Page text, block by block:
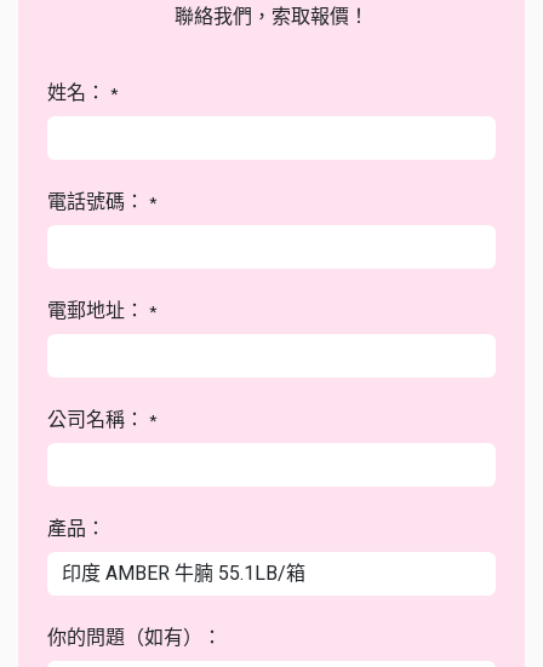
聯絡我們，索取報價！
姓名： *
電話號碼： *
電郵地址： *
公司名稱： *
產品：
你的問題（如有）：